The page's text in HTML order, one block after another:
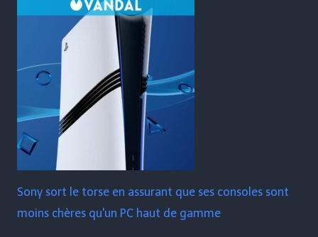
Sony sort le torse en assurant que ses consoles sont
moins chères qu'un PC haut de gamme